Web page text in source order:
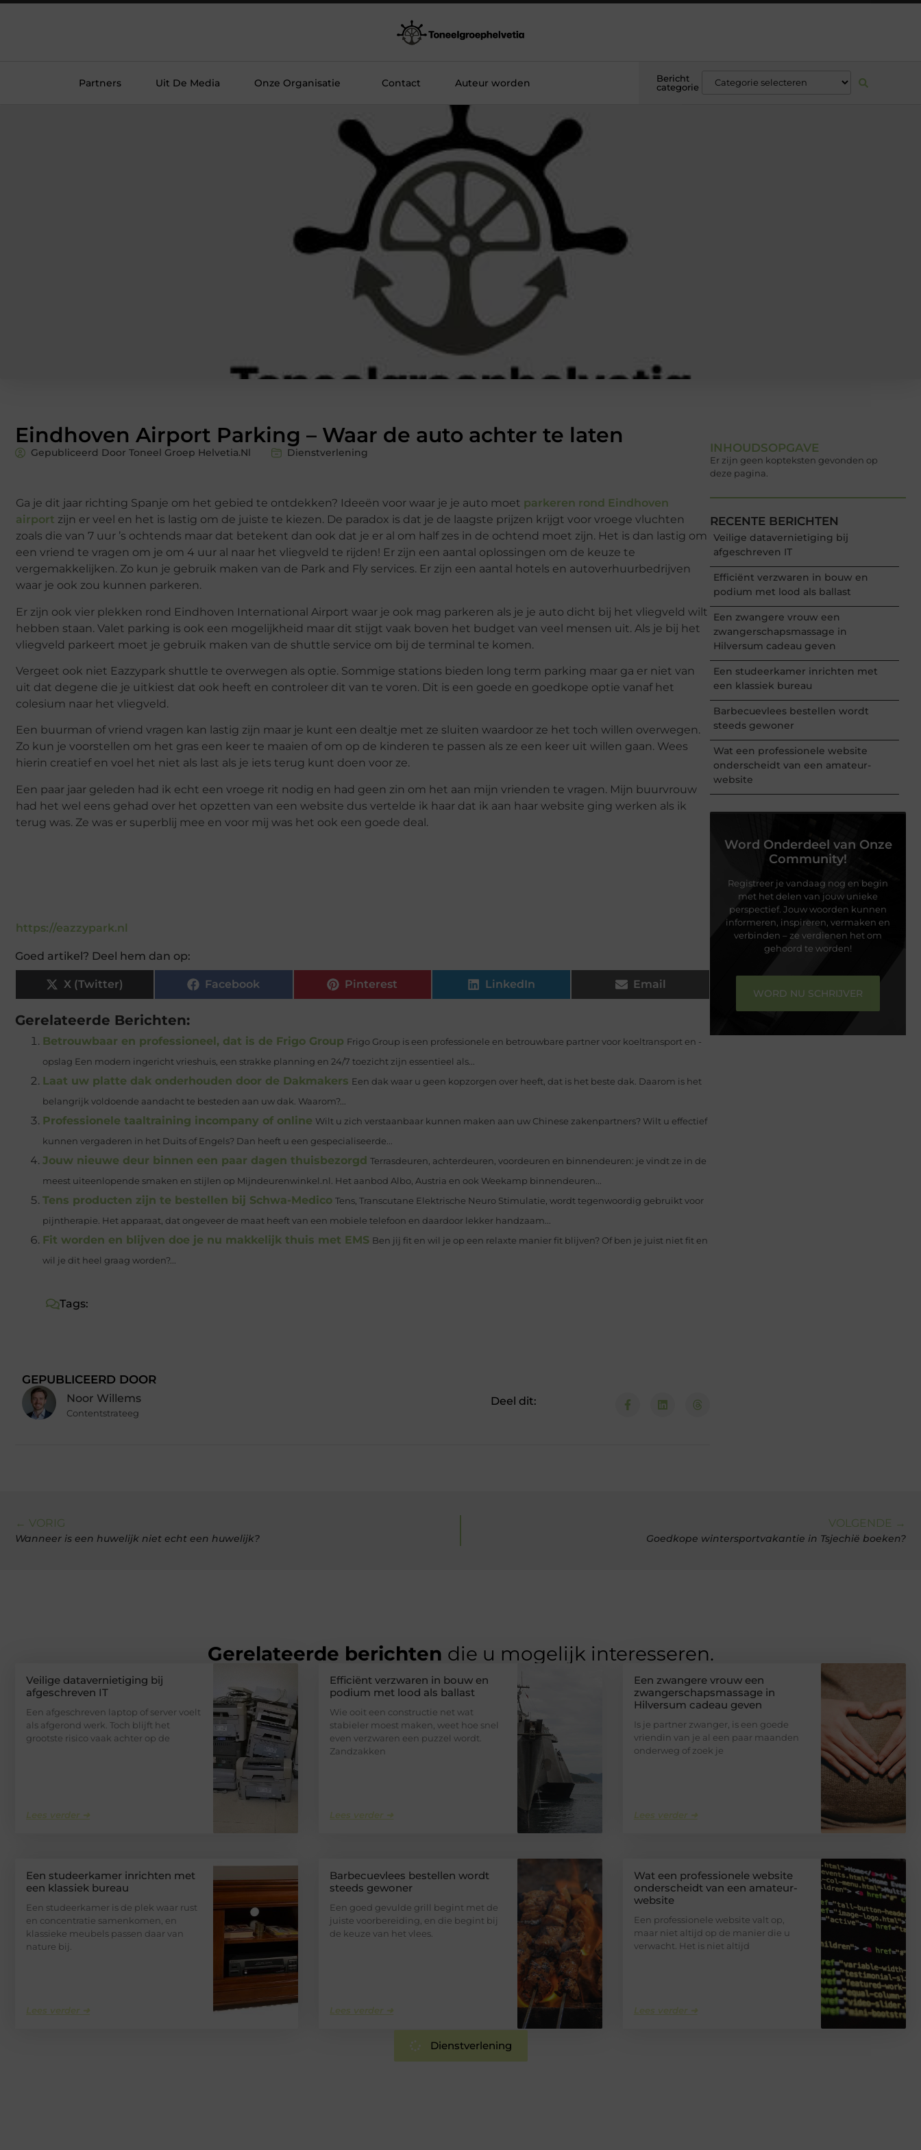
Partners Uit De Media Onze Organisatie Contact Auteur worden
Bericht
categorie
Eindhoven Airport Parking – Waar de auto achter te laten
Gepubliceerd Door Toneel Groep Helvetia.nl Dienstverlening
Ga je dit jaar richting Spanje om het gebied te ontdekken? Ideeën voor waar je je auto moet parkeren rond Eindhoven
airport zijn er veel en het is lastig om de juiste te kiezen. De paradox is dat je de laagste prijzen krijgt voor vroege vluchten
zoals die van 7 uur ’s ochtends maar dat betekent dan ook dat je er al om half zes in de ochtend moet zijn. Het is dan lastig om
een vriend te vragen om je om 4 uur al naar het vliegveld te rijden! Er zijn een aantal oplossingen om de keuze te
vergemakkelijken. Zo kun je gebruik maken van de Park and Fly services. Er zijn een aantal hotels en autoverhuurbedrijven
waar je ook zou kunnen parkeren.
Er zijn ook vier plekken rond Eindhoven International Airport waar je ook mag parkeren als je je auto dicht bij het vliegveld wilt
hebben staan. Valet parking is ook een mogelijkheid maar dit stijgt vaak boven het budget van veel mensen uit. Als je bij het
vliegveld parkeert moet je gebruik maken van de shuttle service om bij de terminal te komen.
Vergeet ook niet Eazzypark shuttle te overwegen als optie. Sommige stations bieden long term parking maar ga er niet van
uit dat degene die je uitkiest dat ook heeft en controleer dit van te voren. Dit is een goede en goedkope optie vanaf het
colesium naar het vliegveld.
Een buurman of vriend vragen kan lastig zijn maar je kunt een dealtje met ze sluiten waardoor ze het toch willen overwegen.
Zo kun je voorstellen om het gras een keer te maaien of om op de kinderen te passen als ze een keer uit willen gaan. Wees
hierin creatief en voel het niet als last als je iets terug kunt doen voor ze.
Een paar jaar geleden had ik echt een vroege rit nodig en had geen zin om het aan mijn vrienden te vragen. Mijn buurvrouw
had het wel eens gehad over het opzetten van een website dus vertelde ik haar dat ik aan haar website ging werken als ik
terug was. Ze was er superblij mee en voor mij was het ook een goede deal.
https://eazzypark.nl
Goed artikel? Deel hem dan op:
X (Twitter) Facebook Pinterest LinkedIn Email
Gerelateerde Berichten:
Betrouwbaar en professioneel, dat is de Frigo Group Frigo Group is een professionele en betrouwbare partner voor koeltransport en -
opslag Een modern ingericht vrieshuis, een strakke planning en 24/7 toezicht zijn essentieel als...
Laat uw platte dak onderhouden door de Dakmakers Een dak waar u geen kopzorgen over heeft, dat is het beste dak. Daarom is het
belangrijk voldoende aandacht te besteden aan uw dak. Waarom?...
Professionele taaltraining incompany of online Wilt u zich verstaanbaar kunnen maken aan uw Chinese zakenpartners? Wilt u effectief
kunnen vergaderen in het Duits of Engels? Dan heeft u een gespecialiseerde...
Jouw nieuwe deur binnen een paar dagen thuisbezorgd Terrasdeuren, achterdeuren, voordeuren en binnendeuren: je vindt ze in de
meest uiteenlopende smaken en stijlen op Mijndeurenwinkel.nl. Het aanbod Albo, Austria en ook Weekamp binnendeuren...
Tens producten zijn te bestellen bij Schwa-Medico Tens, Transcutane Elektrische Neuro Stimulatie, wordt tegenwoordig gebruikt voor
pijntherapie. Het apparaat, dat ongeveer de maat heeft van een mobiele telefoon en daardoor lekker handzaam...
Fit worden en blijven doe je nu makkelijk thuis met EMS Ben jij fit en wil je op een relaxte manier fit blijven? Of ben je juist niet fit en
wil je dit heel graag worden?...
Tags:
GEPUBLICEERD DOOR
Noor Willems
Contentstrateeg
Deel dit:
INHOUDSOPGAVE
Er zijn geen kopteksten gevonden op
deze pagina.
RECENTE BERICHTEN
Veilige datavernietiging bij
afgeschreven IT
Efficiënt verzwaren in bouw en
podium met lood als ballast
Een zwangere vrouw een
zwangerschapsmassage in
Hilversum cadeau geven
Een studeerkamer inrichten met
een klassiek bureau
Barbecuevlees bestellen wordt
steeds gewoner
Wat een professionele website
onderscheidt van een amateur-
website
Word Onderdeel van Onze
Community!
Registreer je vandaag nog en begin
met het delen van jouw unieke
perspectief. Jouw woorden kunnen
informeren, inspireren, vermaken en
verbinden – ze verdienen het om
gehoord te worden!
WORD NU SCHRIJVER
← VORIG
Wanneer is een huwelijk niet echt een huwelijk?
VOLGENDE →
Goedkope wintersportvakantie in Tsjechië boeken?
Gerelateerde berichten die u mogelijk interesseren.
Veilige datavernietiging bij
afgeschreven IT
Een afgeschreven laptop of server voelt
als afgerond werk. Toch blijft het
grootste risico vaak achter op de
Lees verder ➜
Efficiënt verzwaren in bouw en
podium met lood als ballast
Wie ooit een constructie net wat
stabieler moest maken, weet hoe snel
even verzwaren een puzzel wordt.
Zandzakken
Lees verder ➜
Een zwangere vrouw een
zwangerschapsmassage in
Hilversum cadeau geven
Is je partner zwanger, is een goede
vriendin van je al een paar maanden
onderweg of zoek je
Lees verder ➜
Een studeerkamer inrichten met
een klassiek bureau
Een studeerkamer is de plek waar rust
en concentratie samenkomen, en
klassieke meubels passen daar van
nature bij.
Lees verder ➜
Barbecuevlees bestellen wordt
steeds gewoner
Een goed gevulde grill begint met de
juiste voorbereiding, en die begint bij
de keuze van het vlees.
Lees verder ➜
Wat een professionele website
onderscheidt van een amateur-
website
Een professionele website valt op,
maar niet altijd op de manier die u
verwacht. Het is niet altijd
Lees verder ➜
Dienstverlening